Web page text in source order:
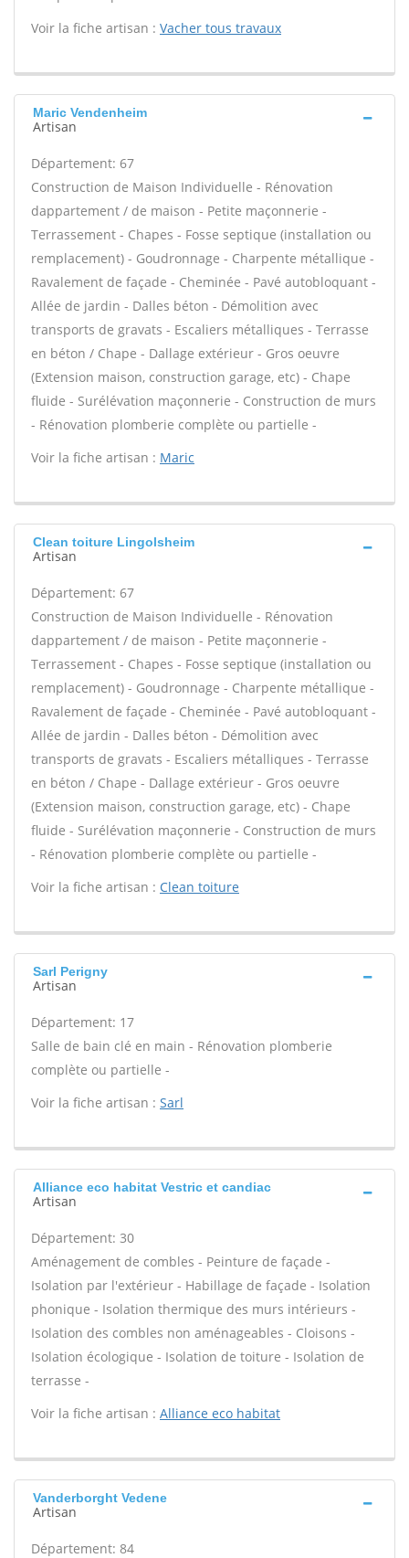
Voir la fiche artisan : Vacher tous travaux
Maric Vendenheim
Artisan
Département: 67
Construction de Maison Individuelle - Rénovation
dappartement / de maison - Petite maçonnerie -
Terrassement - Chapes - Fosse septique (installation ou
remplacement) - Goudronnage - Charpente métallique -
Ravalement de façade - Cheminée - Pavé autobloquant -
Allée de jardin - Dalles béton - Démolition avec
transports de gravats - Escaliers métalliques - Terrasse
en béton / Chape - Dallage extérieur - Gros oeuvre
(Extension maison, construction garage, etc) - Chape
fluide - Surélévation maçonnerie - Construction de murs
- Rénovation plomberie complète ou partielle -
Voir la fiche artisan : Maric
Clean toiture Lingolsheim
Artisan
Département: 67
Construction de Maison Individuelle - Rénovation
dappartement / de maison - Petite maçonnerie -
Terrassement - Chapes - Fosse septique (installation ou
remplacement) - Goudronnage - Charpente métallique -
Ravalement de façade - Cheminée - Pavé autobloquant -
Allée de jardin - Dalles béton - Démolition avec
transports de gravats - Escaliers métalliques - Terrasse
en béton / Chape - Dallage extérieur - Gros oeuvre
(Extension maison, construction garage, etc) - Chape
fluide - Surélévation maçonnerie - Construction de murs
- Rénovation plomberie complète ou partielle -
Voir la fiche artisan : Clean toiture
Sarl Perigny
Artisan
Département: 17
Salle de bain clé en main - Rénovation plomberie
complète ou partielle -
Voir la fiche artisan : Sarl
Alliance eco habitat Vestric et candiac
Artisan
Département: 30
Aménagement de combles - Peinture de façade -
Isolation par l'extérieur - Habillage de façade - Isolation
phonique - Isolation thermique des murs intérieurs -
Isolation des combles non aménageables - Cloisons -
Isolation écologique - Isolation de toiture - Isolation de
terrasse -
Voir la fiche artisan : Alliance eco habitat
Vanderborght Vedene
Artisan
Département: 84